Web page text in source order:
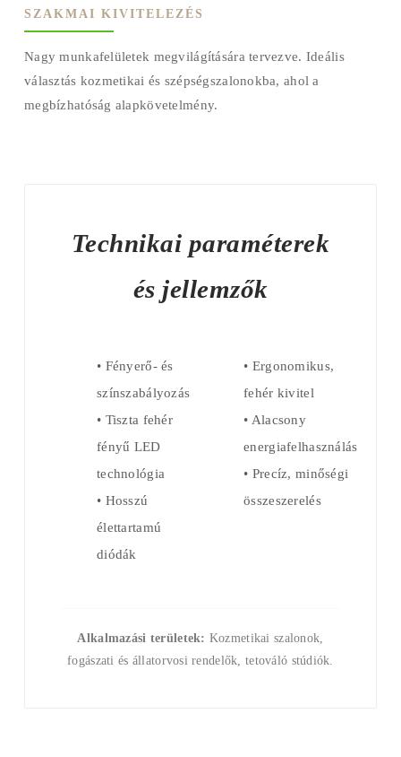
SZAKMAI KIVITELEZÉS
Nagy munkafelületek megvilágítására tervezve. Ideális
választás kozmetikai és szépségszalonokba, ahol a
megbízhatóság alapkövetelmény.
Technikai paraméterek
és jellemzők
• Fényerő- és
színszabályozás
• Tiszta fehér
fényű LED
technológia
• Hosszú
élettartamú
diódák
• Ergonomikus,
fehér kivitel
• Alacsony
energiafelhasználás
• Precíz, minőségi
összeszerelés
Alkalmazási területek: Kozmetikai szalonok,
fogászati és állatorvosi rendelők, tetováló stúdiók.